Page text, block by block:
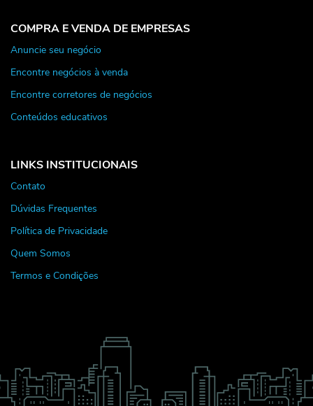
COMPRA E VENDA DE EMPRESAS
Anuncie seu negócio
Encontre negócios à venda
Encontre corretores de negócios
Conteúdos educativos
LINKS INSTITUCIONAIS
Contato
Dúvidas Frequentes
Política de Privacidade
Quem Somos
Termos e Condições